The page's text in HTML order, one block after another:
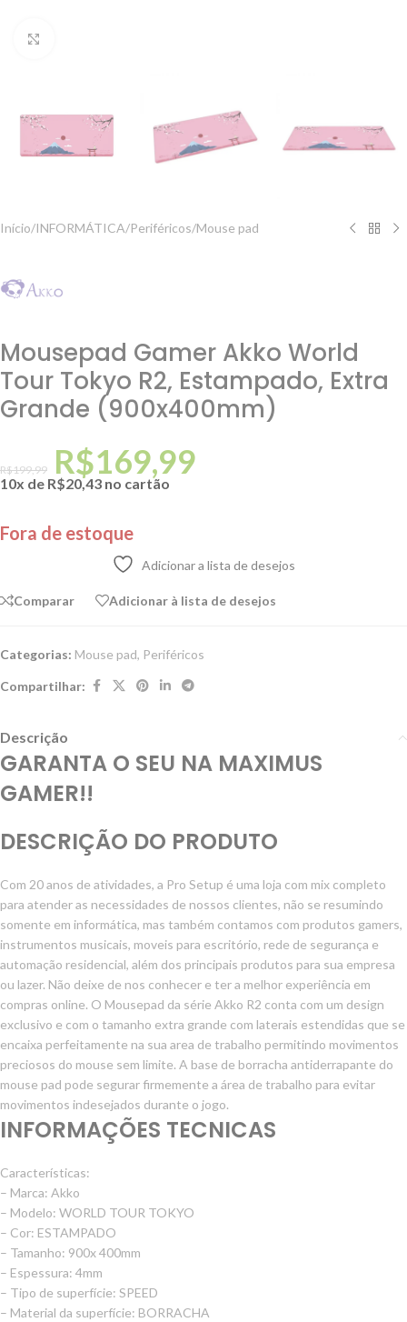
Início/INFORMÁTICA/Periféricos/Mouse pad
Mousepad Gamer Akko World
Tour Tokyo R2, Estampado, Extra
Grande (900x400mm)
R$199,99 R$169,99
10x de R$20,43 no cartão
Fora de estoque
Adicionar a lista de desejos
Comparar Adicionar à lista de desejos
Categorias: Mouse pad, Periféricos
Compartilhar:
Descrição
GARANTA O SEU NA MAXIMUS
GAMER!!
DESCRIÇÃO DO PRODUTO
Com 20 anos de atividades, a Pro Setup é uma loja com mix completo
para atender as necessidades de nossos clientes, não se resumindo
somente em informática, mas também contamos com produtos gamers,
instrumentos musicais, moveis para escritório, rede de segurança e
automação residencial, além dos principais produtos para sua empresa
ou lazer. Não deixe de nos conhecer e ter a melhor experiência em
compras online. O Mousepad da série Akko R2 conta com um design
exclusivo e com o tamanho extra grande com laterais estendidas que se
encaixa perfeitamente na sua area de trabalho permitindo movimentos
preciosos do mouse sem limite. A base de borracha antiderrapante do
mouse pad pode segurar firmemente a área de trabalho para evitar
movimentos indesejados durante o jogo.
INFORMAÇÕES TECNICAS
Características:
– Marca: Akko
– Modelo: WORLD TOUR TOKYO
– Cor: ESTAMPADO
– Tamanho: 900x 400mm
– Espessura: 4mm
– Tipo de superfície: SPEED
– Material da superfície: BORRACHA